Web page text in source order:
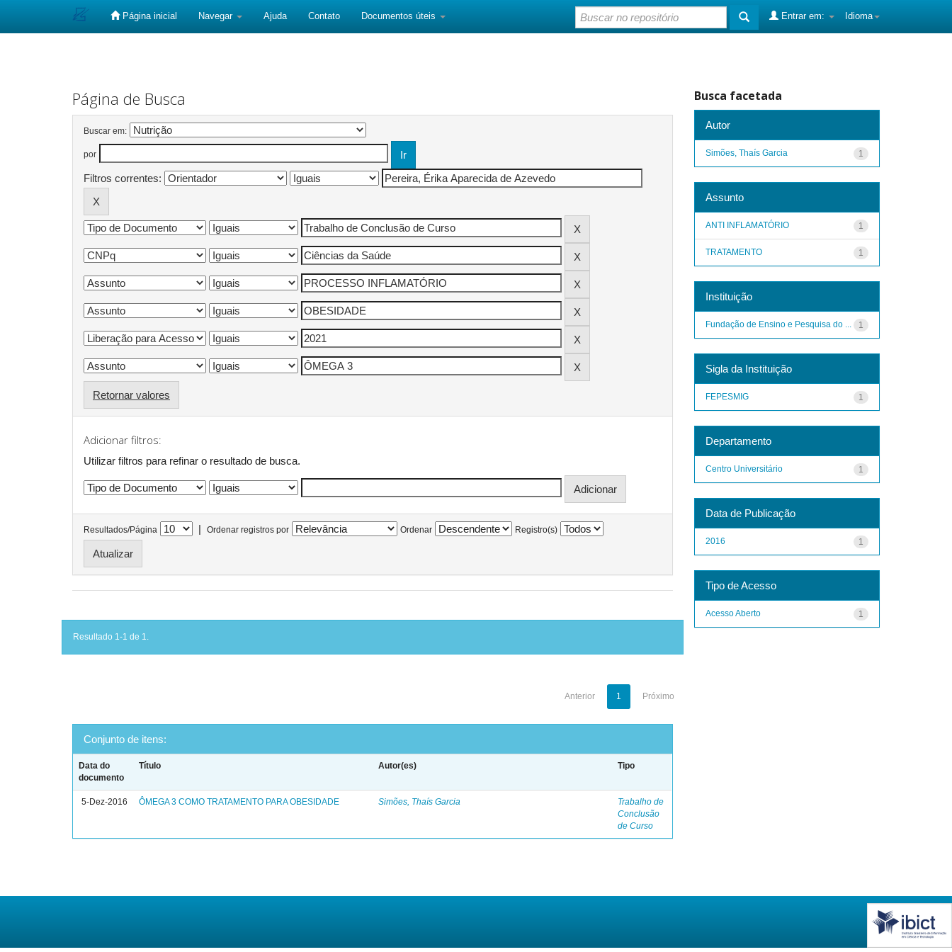
Página inicial Navegar Ajuda Contato Documentos úteis Idioma
Entrar em:
Página de Busca
Buscar em:
por
Filtros correntes:
Retornar valores
Adicionar filtros:
Utilizar filtros para refinar o resultado de busca.
Resultados/Página | Ordenar registros por Ordenar Registro(s)
Resultado 1-1 de 1.
Anterior 1 Próximo
Conjunto de itens:
Data do
documento
Título Autor(es) Tipo
5-Dez-2016 ÔMEGA 3 COMO TRATAMENTO PARA OBESIDADE Simões, Thaís Garcia
Trabalho de
Conclusão
de Curso
Busca facetada
Autor
1
Simões, Thaís Garcia
Assunto
1
ANTI INFLAMATÓRIO
1
TRATAMENTO
Instituição
1
Fundação de Ensino e Pesquisa do ...
Sigla da Instituição
1
FEPESMIG
Departamento
1
Centro Universitário
Data de Publicação
1
2016
Tipo de Acesso
1
Acesso Aberto